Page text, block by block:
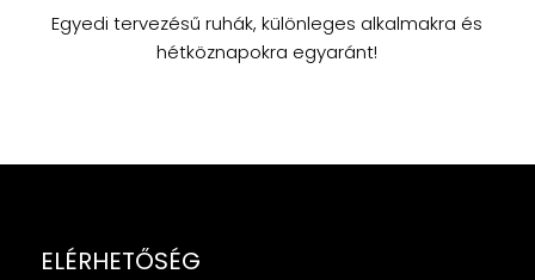
Egyedi tervezésű ruhák, különleges alkalmakra és
hétköznapokra egyaránt!
ELÉRHETŐSÉG